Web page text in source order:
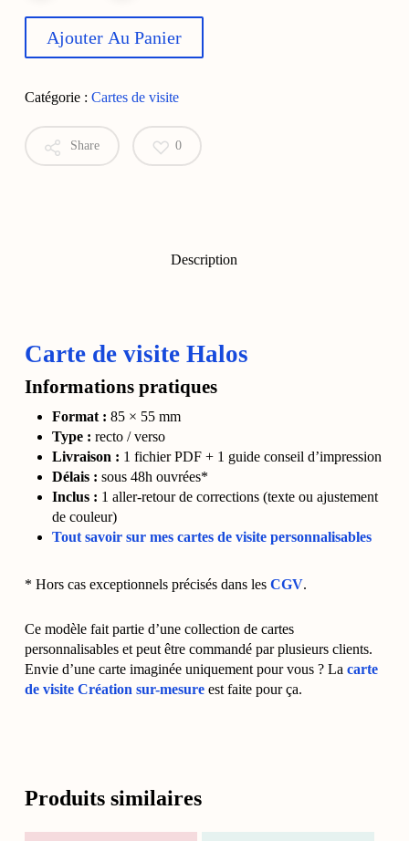
Ajouter Au Panier
Catégorie : Cartes de visite
Share 0
Description
Carte de visite Halos
Informations pratiques
Format : 85 × 55 mm
Type : recto / verso
Livraison : 1 fichier PDF + 1 guide conseil d’impression
Délais : sous 48h ouvrées*
Inclus : 1 aller-retour de corrections (texte ou ajustement
de couleur)
Tout savoir sur mes cartes de visite personnalisables
* Hors cas exceptionnels précisés dans les CGV.
Ce modèle fait partie d’une collection de cartes
personnalisables et peut être commandé par plusieurs clients.
Envie d’une carte imaginée uniquement pour vous ? La carte
de visite Création sur-mesureest faite pour ça.
Produits similaires